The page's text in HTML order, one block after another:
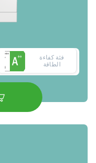
فئة كفاءة
الطاقة